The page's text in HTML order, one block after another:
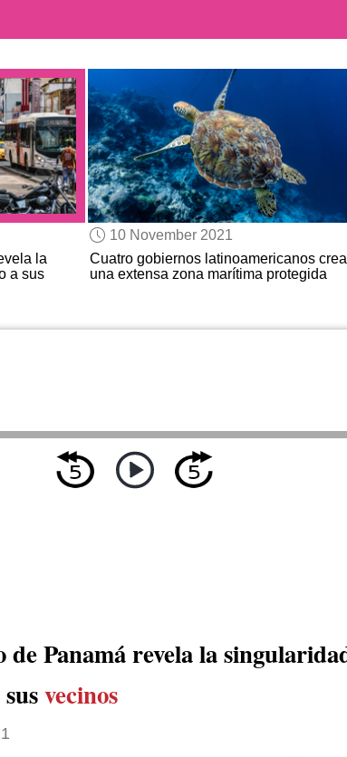
la
a sus
10 November 2021
Cuatro gobiernos latinoamericanos
una extensa zona marítima protegida
Panamá revela la
vecinos